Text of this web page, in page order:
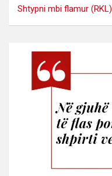
Shtypni mbi flamur (RKL)